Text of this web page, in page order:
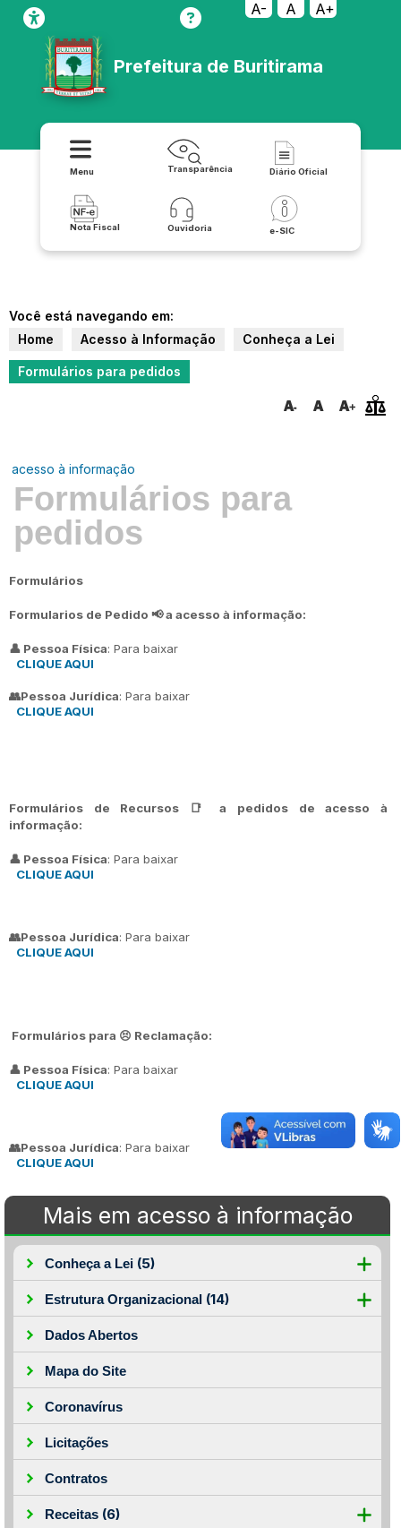
A- A A+
Prefeitura de Buritirama
Menu Transparência Diário Oficial
Nota Fiscal Ouvidoria e-SIC
Você está navegando em:
Home
Acesso à Informação Conheça a Lei
Formulários para pedidos
acesso à informação
Formulários para
pedidos
Formulários
Formularios de Pedido 📢 a acesso à informação:
👤 Pessoa Física: Para baixar
CLIQUE AQUI
👥Pessoa Jurídica: Para baixar
CLIQUE AQUI
Formulários de Recursos 📑 a pedidos de acesso à
informação:
👤 Pessoa Física: Para baixar
CLIQUE AQUI
👥Pessoa Jurídica: Para baixar
CLIQUE AQUI
Formulários para 😣 Reclamação:
👤 Pessoa Física: Para baixar
CLIQUE AQUI
👥Pessoa Jurídica: Para baixar
CLIQUE AQUI
Mais em acesso à informação
Conheça a Lei (5)
Estrutura Organizacional (14)
Dados Abertos
Mapa do Site
Coronavírus
Licitações
Contratos
Receitas (6)